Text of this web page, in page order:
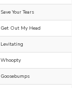
Save Your Tears
Get Out My Head
Levitating
Whoopty
Goosebumps